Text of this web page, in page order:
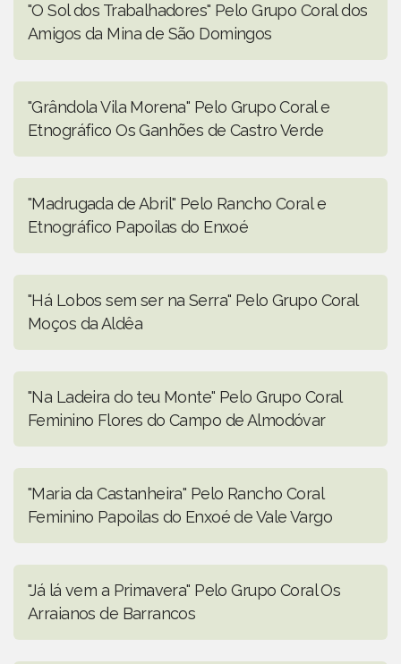
"O Sol dos Trabalhadores" Pelo Grupo Coral dos
Amigos da Mina de São Domingos
"Grândola Vila Morena" Pelo Grupo Coral e
Etnográfico Os Ganhões de Castro Verde
"Madrugada de Abril" Pelo Rancho Coral e
Etnográfico Papoilas do Enxoé
"Há Lobos sem ser na Serra" Pelo Grupo Coral
Moços da Aldêa
"Na Ladeira do teu Monte" Pelo Grupo Coral
Feminino Flores do Campo de Almodóvar
"Maria da Castanheira" Pelo Rancho Coral
Feminino Papoilas do Enxoé de Vale Vargo
"Já lá vem a Primavera" Pelo Grupo Coral Os
Arraianos de Barrancos